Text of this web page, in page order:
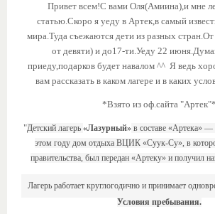
Привет всем!С вами Оля(Амиина),и мне
статью.Скоро я уеду в Артек,в самый
мира.Туда съежаются дети из разных
от девяти) и до17-ти.Уеду 22
приеду,подарков будет навалом ^^ Я ведь
вам рассказать в каком лагере и в каких
*Взято из оф.сайта "Артек"*
"Детский лагерь «Лазурный» в составе «Артека»
этом году дом отдыха ВЦИК «Суук-Су», в
правительства, был передан «Артеку» и получил
Лагерь работает круглогодично и принимает
Условия пребывания.